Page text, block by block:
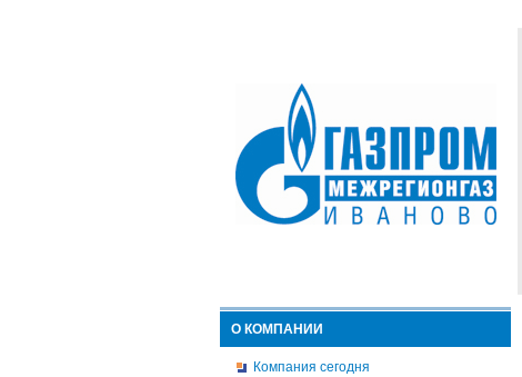
О КОМПАНИИ
Компания сегодня